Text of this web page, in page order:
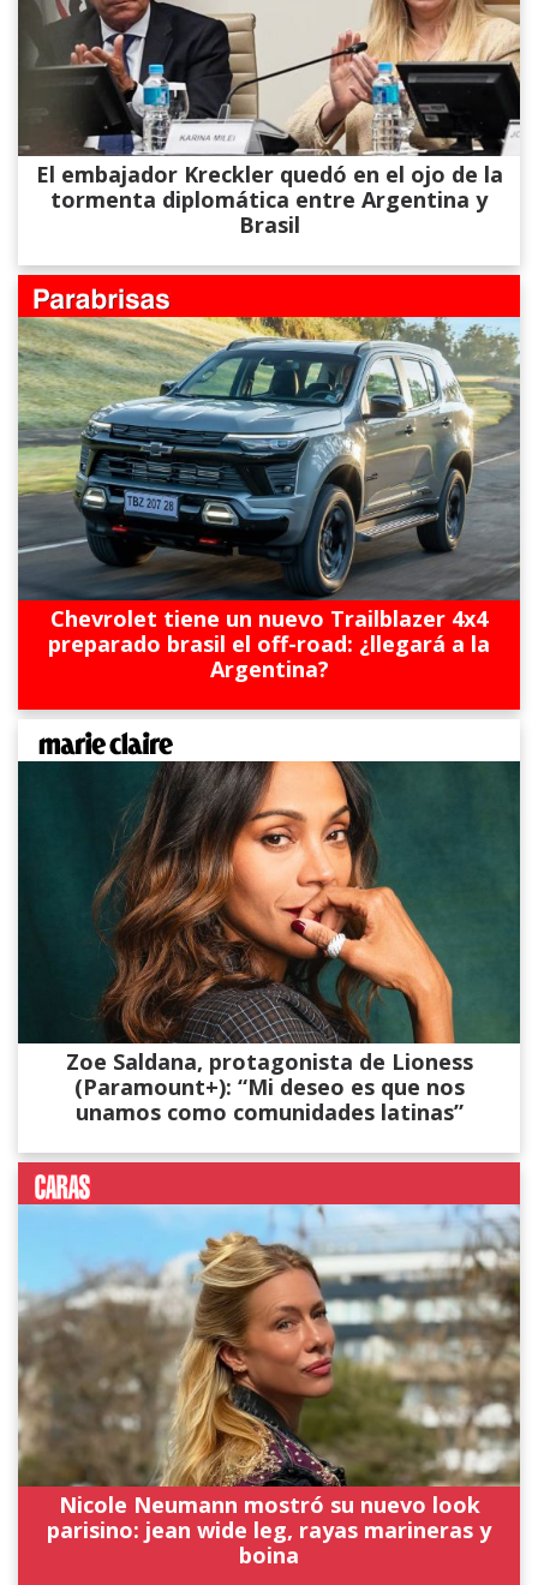
El embajador Kreckler quedó en el ojo de la
tormenta diplomática entre Argentina y
Brasil
Chevrolet tiene un nuevo Trailblazer 4x4
preparado brasil el off-road: ¿llegará a la
Argentina?
Zoe Saldana, protagonista de Lioness
(Paramount+): “Mi deseo es que nos
unamos como comunidades latinas”
Nicole Neumann mostró su nuevo look
parisino: jean wide leg, rayas marineras y
boina